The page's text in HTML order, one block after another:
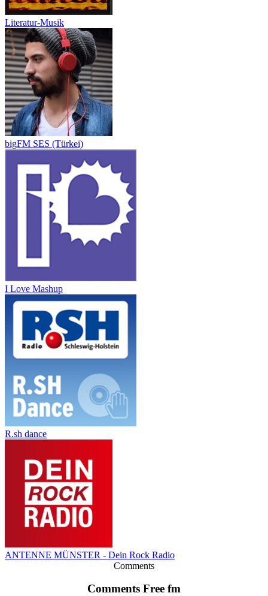
Literatur-Musik
bigFM SES (Türkei)
I Love Mashup
R.sh dance
ANTENNE MÜNSTER - Dein Rock Radio
Comments
Comments Free fm